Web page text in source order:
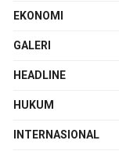
EKONOMI
GALERI
HEADLINE
HUKUM
INTERNASIONAL